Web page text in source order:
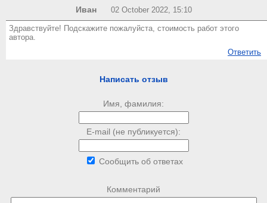
Иван 02 October 2022, 15:10
Здравствуйте! Подскажите пожалуйста, стоимость работ этого
автора.
Ответить
Написать отзыв
Имя, фамилия:
E-mail (не публикуется):
Сообщить об ответах
Комментарий